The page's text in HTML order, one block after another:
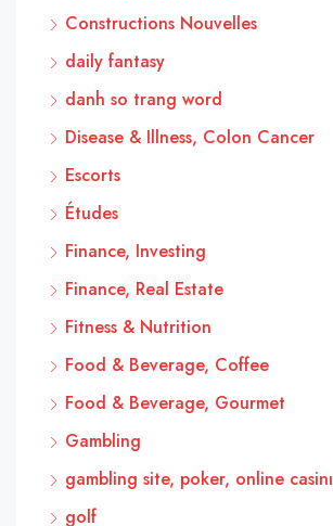
Constructions Nouvelles
daily fantasy
danh so trang word
Disease & Illness, Colon Cancer
Escorts
Études
Finance, Investing
Finance, Real Estate
Fitness & Nutrition
Food & Beverage, Coffee
Food & Beverage, Gourmet
Gambling
gambling site, poker, online casinı
golf